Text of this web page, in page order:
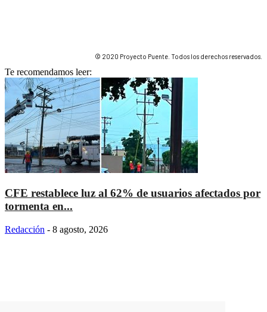
© 2020 Proyecto Puente. Todos los derechos reservados.
Te recomendamos leer:
CFE restablece luz al 62% de usuarios afectados por
tormenta en...
Redacción - 8 agosto, 2026